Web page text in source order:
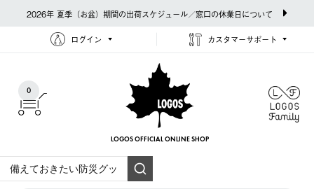
2026年 夏季（お盆）期間の出荷スケジュール／窓口の休業日について
ログイン カスタマーサポート
0
LOGOS OFFICIAL ONLINE SHOP